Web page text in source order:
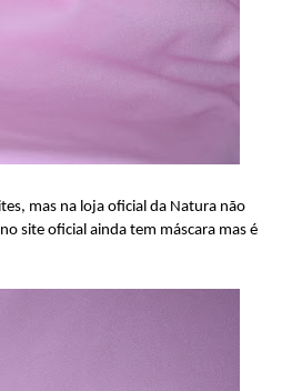
mas na loja oficial da Natura não
site oficial ainda tem máscara mas é